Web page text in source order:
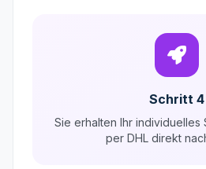
Schritt 4
Sie erhalten Ihr individuelles
per DHL direkt